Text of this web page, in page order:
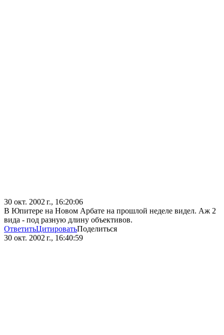
30 окт. 2002 г., 16:20:06
В Юпитере на Новом Арбате на прошлой неделе видел. Аж 2
вида - под разную длину объективов.
ОтветитьЦитироватьПоделиться
30 окт. 2002 г., 16:40:59